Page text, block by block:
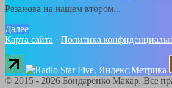
Резанова на нашем втором...
Далее
Карта сайта · Политика
© 2015 - 2026 Бондаренко Макар. Все